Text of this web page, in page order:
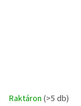
Raktáron (>5 db)